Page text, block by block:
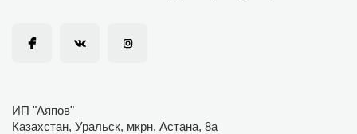
ИП "Аяпов"
Казахстан, Уральск, мкрн. Астана, 8а